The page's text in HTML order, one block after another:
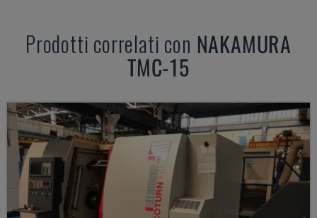
Prodotti correlati con NAKAMURA
TMC-15